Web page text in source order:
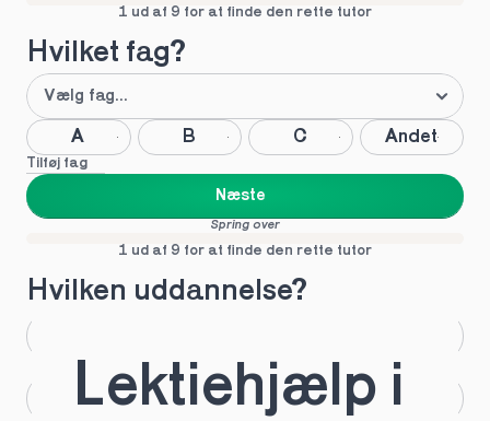
1 ud af 9 for at finde den rette tutor
Hvilket fag?
A B C Andet
Tilføj fag
Næste
Spring over
1 ud af 9 for at finde den rette tutor
Hvilken uddannelse?
HTX HF
Lektiehjælp i